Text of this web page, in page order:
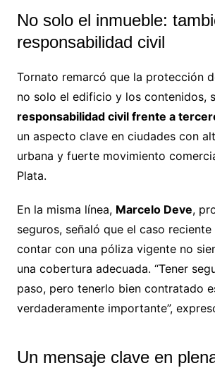
No solo el inmueble:
responsabilidad civil
Tornato remarcó que la protección
no solo el edificio y los contenidos,
responsabilidad civil frente a
un aspecto clave en ciudades con
urbana y fuerte movimiento
Plata.
En la misma línea, Marcelo Deve,
seguros, señaló que el caso
contar con una póliza vigente no
una cobertura adecuada. “Tener
paso, pero tenerlo bien contratado
verdaderamente importante”,
Un mensaje clave en